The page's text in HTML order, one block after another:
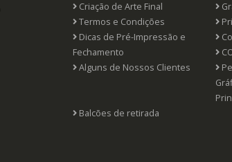
Criação de Arte Final
Termos e Condições
Dicas de Pré-Impressão e
Fechamento
Alguns de Nossos Clientes
Balcões de retirada